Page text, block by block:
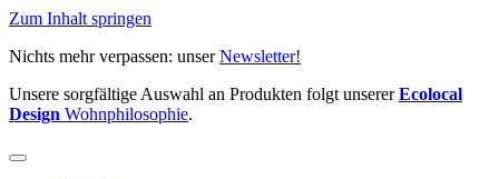
Zum Inhalt springen
Nichts mehr verpassen: unserNewsletter!
Unsere sorgfältige Auswahl an Produkten folgt unsererEcolocal
Design Wohnphilosophie.